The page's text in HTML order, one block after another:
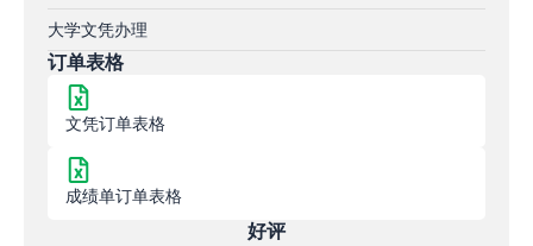
大学文凭办理
订单表格
文凭订单表格
成绩单订单表格
好评